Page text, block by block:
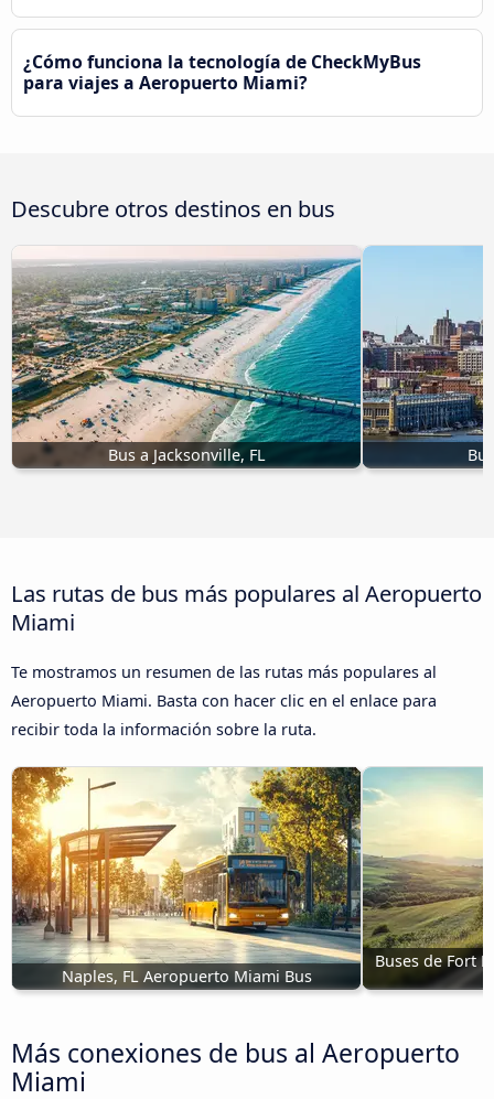
¿Cómo funciona la tecnología de CheckMyBus
para viajes a Aeropuerto Miami?
Descubre otros destinos en bus
Bus a Jacksonville, FL
Las rutas de bus más populares al Aeropuerto
Miami
Te mostramos un resumen de las rutas más populares al
Aeropuerto Miami. Basta con hacer clic en el enlace para
recibir toda la información sobre la ruta.
Naples, FL Aeropuerto Miami Bus
Buses de Fort
Más conexiones de bus al Aeropuerto
Miami